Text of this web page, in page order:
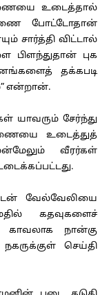
அணையை உடைத்தால்
போட்டோதான்
சார்த்தி விட்டால்
பிளந்துதான் புக
தக்கபடி
என்றான்.
யாவரும் சேர்ந்து
உடைத்துத்
வீரர்கள்
வேல்வேலியை
மதில் கதவுகளைச்
காவலாக நான்கு
செய்தி